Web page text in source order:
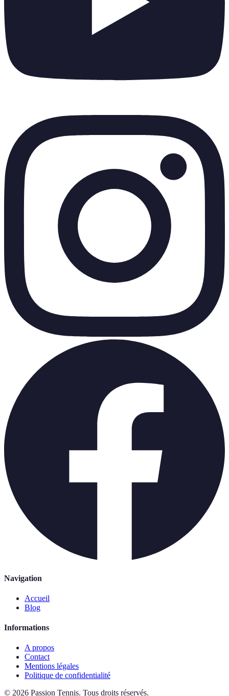
Navigation
Accueil
Blog
Informations
A propos
Contact
Mentions légales
Politique de confidentialité
© 2026 Passion Tennis. Tous droits réservés.